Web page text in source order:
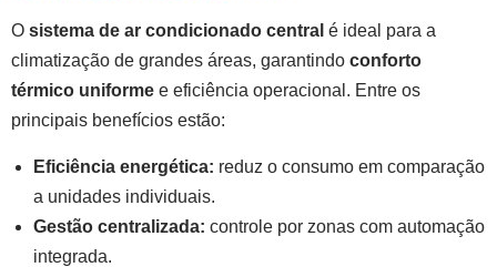
O sistema de ar condicionado central é ideal para a
climatização de grandes áreas, garantindo conforto
térmico uniforme e eficiência operacional. Entre os
principais benefícios estão:
Eficiência energética: reduz o consumo em comparação
a unidades individuais.
Gestão centralizada: controle por zonas com automação
integrada.